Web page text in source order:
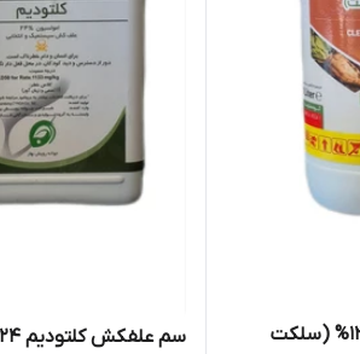
سم علفکش کلتودیم 12% (سلکت